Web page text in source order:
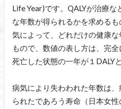
Life Year)です。QALYが治療
な年数が得られるかを求める
気によって、どれだけの健康
もので、数値の表し方は、完全
死亡した状態の一年が１DALY
病気により失わわれた年数は
られたであろう寿命（日本女